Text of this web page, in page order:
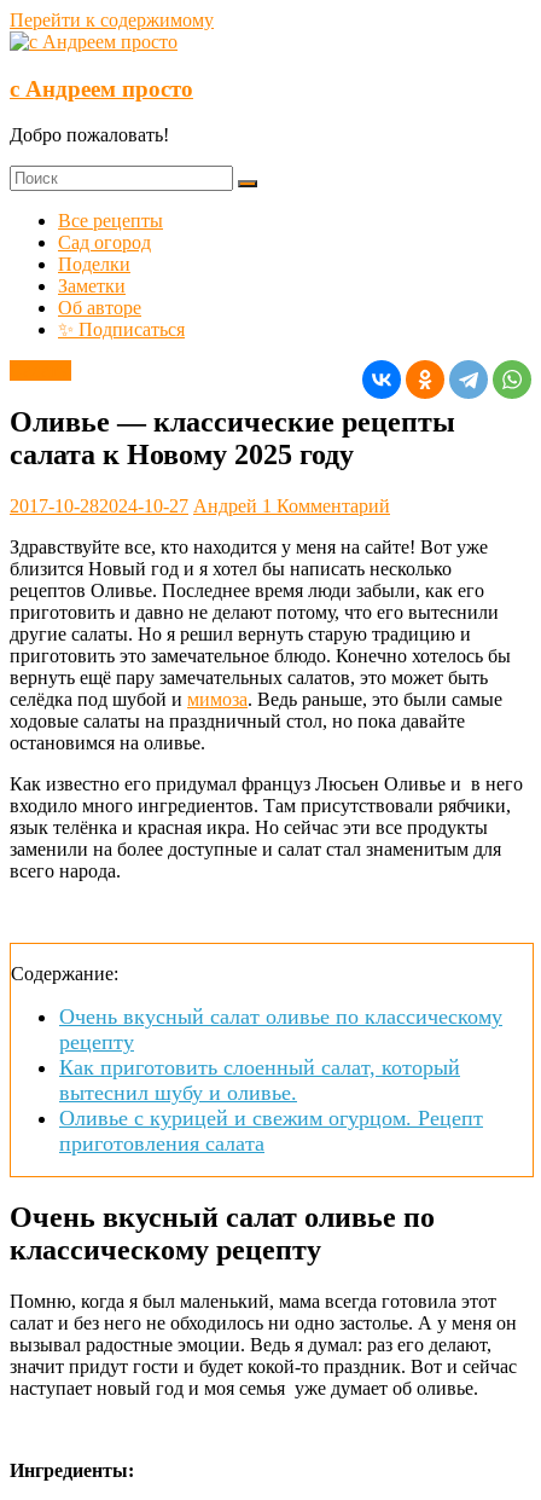
Перейти к содержимому
с Андреем просто
Добро пожаловать!
Все рецепты
Сад огород
Поделки
Заметки
Об авторе
✨ Подписаться
Оливье — классические рецепты
салата к Новому 2025 году
2017-10-282024-10-27 Андрей 1 Комментарий
Здравствуйте все, кто находится у меня на сайте! Вот уже
близится Новый год и я хотел бы написать несколько
рецептов Оливье. Последнее время люди забыли, как его
приготовить и давно не делают потому, что его вытеснили
другие салаты. Но я решил вернуть старую традицию и
приготовить это замечательное блюдо. Конечно хотелось бы
вернуть ещё пару замечательных салатов, это может быть
селёдка под шубой и мимоза. Ведь раньше, это были самые
ходовые салаты на праздничный стол, но пока давайте
остановимся на оливье.
Как известно его придумал француз Люсьен Оливье и в него
входило много ингредиентов. Там присутствовали рябчики,
язык телёнка и красная икра. Но сейчас эти все продукты
заменили на более доступные и салат стал знаменитым для
всего народа.
Содержание:
Очень вкусный салат оливье по классическому
рецепту
Как приготовить слоенный салат, который
вытеснил шубу и оливье.
Оливье с курицей и свежим огурцом. Рецепт
приготовления салата
Очень вкусный салат оливье по
классическому рецепту
Помню, когда я был маленький, мама всегда готовила этот
салат и без него не обходилось ни одно застолье. А у меня он
вызывал радостные эмоции. Ведь я думал: раз его делают,
значит придут гости и будет кокой-то праздник. Вот и сейчас
наступает новый год и моя семья уже думает об оливье.
Ингредиенты: